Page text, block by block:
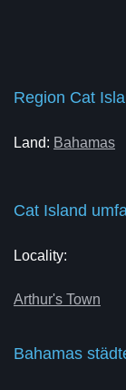
Region Cat
Land: Bahamas
Cat Island
Locality:
Arthur's Town
Bahamas